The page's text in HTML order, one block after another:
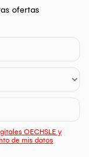
ofertas
OECHSLE y
de mis datos